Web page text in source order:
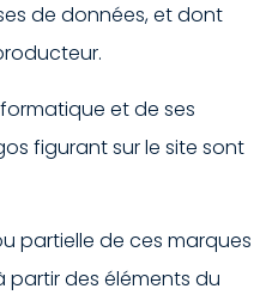
de données, et dont
et de ses
figurant sur le site sont
partielle de ces marques
des éléments du